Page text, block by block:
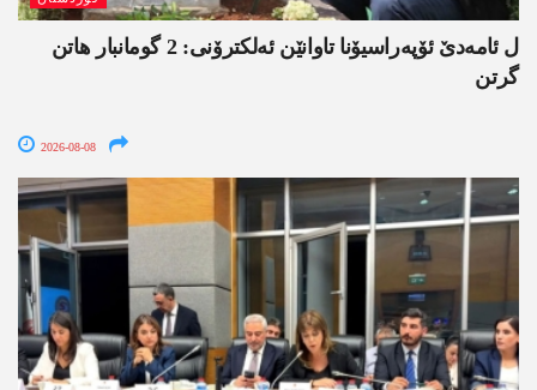
ل ئامەدێ ئۆپەراسیۆنا تاوانێن ئەلکترۆنی: 2 گومانبار ھاتن
گرتن
2026-08-08